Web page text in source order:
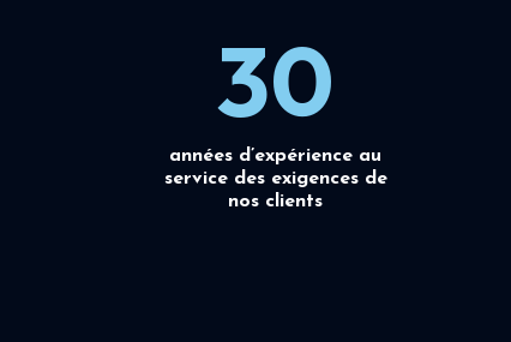
30
années d’expérience au
service des exigences de
nos clients